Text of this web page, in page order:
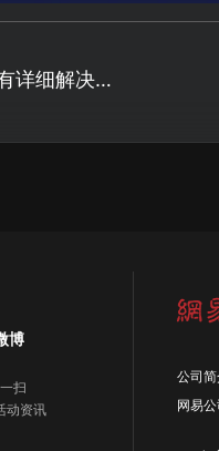
详细解决办
博
扫
动资讯
公司
网易